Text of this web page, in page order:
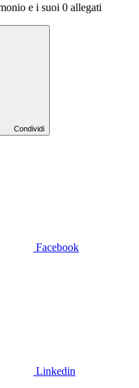
e i suoi 0 allegati
Condividi
Facebook
Linkedin